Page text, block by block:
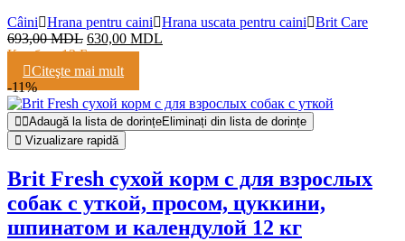
Câini Hrana pentru caini Hrana uscata pentru caini
Brit Care
693,00MDL 630,00 MDL
Кешбэк:13 Баллов
Citeşte mai mult
-11%
Adaugă la lista de dorințeEliminați din lista de dorințe
Vizualizare rapidă
Brit Fresh сухой корм с для взрослых
собак с уткой, просом, цуккини,
шпинатом и календулой 12 кг